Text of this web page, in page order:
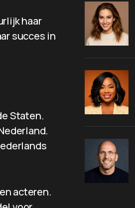
haar
succes in
Staten.
acteren.